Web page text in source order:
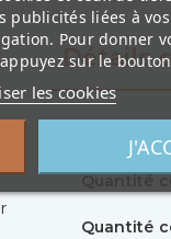
Détails
Quantité
Quantité
publicités liées à
Pour donner
sur le
les cookies